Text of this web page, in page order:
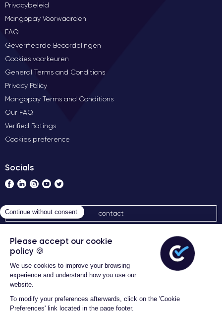
Privacybeleid
Mangopay Voorwaarden
FAQ
Geverifieerde Beoordelingen
Cookies voorkeuren
General Terms and Conditions
Privacy Policy
Mangopay Terms and Conditions
Our FAQ
Verified Ratings
Cookies preference
Socials
contact
voorbehouden